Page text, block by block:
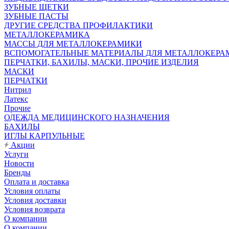
ЗУБНЫЕ ЩЕТКИ
ЗУБНЫЕ ПАСТЫ
ДРУГИЕ СРЕДСТВА ПРОФИЛАКТИКИ
МЕТАЛЛОКЕРАМИКА
МАССЫ ДЛЯ МЕТАЛЛОКЕРАМИКИ
ВСПОМОГАТЕЛЬНЫЕ МАТЕРИАЛЫ ДЛЯ
ПЕРЧАТКИ, БАХИЛЫ, МАСКИ, ПРОЧИЕ ИЗДЕЛИЯ
МАСКИ
ПЕРЧАТКИ
Нитрил
Латекс
Прочие
ОДЕЖДА МЕДИЦИНСКОГО НАЗНАЧЕНИЯ
БАХИЛЫ
ИГЛЫ КАРПУЛЬНЫЕ
Акции
Услуги
Новости
Бренды
Оплата и доставка
Условия оплаты
Условия доставки
Условия возврата
О компании